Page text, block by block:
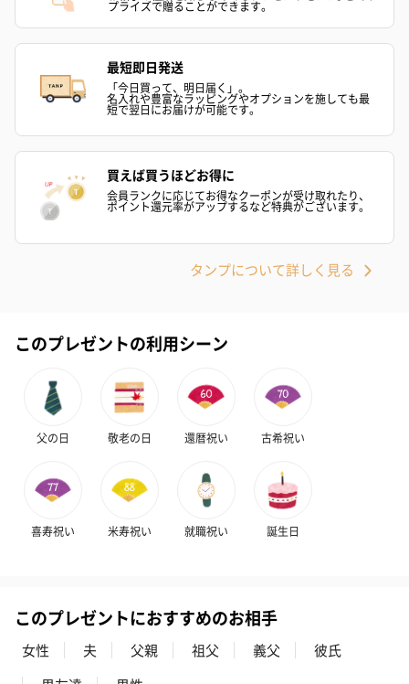
プライズで贈ることができます。
最短即日発送
「今日買って、明日届く」。
名入れや豊富なラッピングやオプションを施しても最
短で翌日にお届けが可能です。
買えば買うほどお得に
会員ランクに応じてお得なクーポンが受け取れたり、
ポイント還元率がアップするなど特典がございます。
タンプについて詳しく見る
このプレゼントの利用シーン
父の日 敬老の日 還暦祝い 古希祝い
喜寿祝い 米寿祝い 就職祝い 誕生日
このプレゼントにおすすめのお相手
女性 夫 父親 祖父 義父
彼氏